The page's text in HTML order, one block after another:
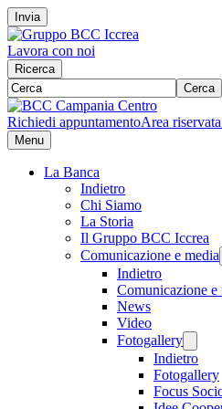
Invia
Lavora con noi
Ricerca
Cerca
Richiedi appuntamentoArea
Menu
La Banca
Indietro
Chi Siamo
La Storia
Il Gruppo BCC Iccrea
Comunicazione e media
Indietro
Comunicazione e
News
Video
Fotogallery
Indietro
Fotogallery
Focus